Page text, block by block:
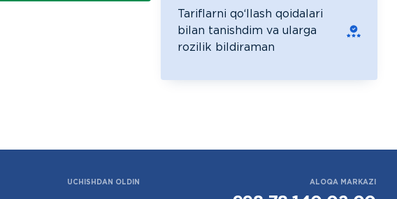
Tariflarni qo‘llash qoidalari
bilan tanishdim va ularga
rozilik bildiraman
UCHISHDAN OLDIN ALOQA MARKAZI